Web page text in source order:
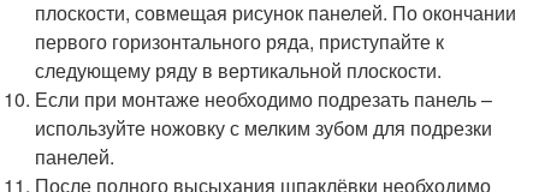
плоскости, совмещая рисунок панелей. По окончании
первого горизонтального ряда, приступайте к
следующему ряду в вертикальной плоскости.
Если при монтаже необходимо подрезать панель –
используйте ножовку с мелким зубом для подрезки
панелей.
После полного высыхания шпаклёвки необходимо